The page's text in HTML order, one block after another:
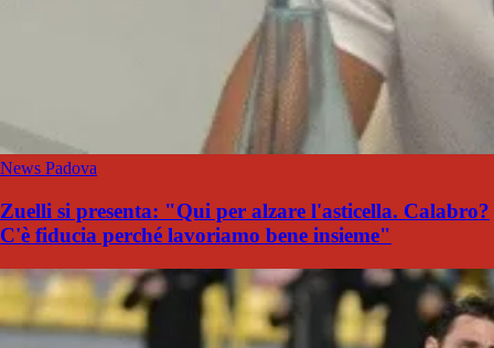
News Padova
Zuelli si presenta: "Qui per alzare l'asticella. Calabro?
C'è fiducia perché lavoriamo bene insieme"